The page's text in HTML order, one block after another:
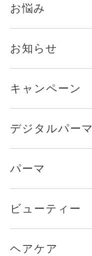
お悩み
お知らせ
キャンペーン
デジタルパーマ
パーマ
ビューティー
ヘアケア